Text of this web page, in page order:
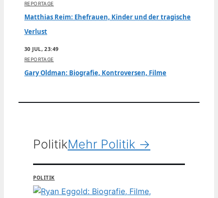
REPORTAGE
Matthias Reim: Ehefrauen, Kinder und der tragische
Verlust
30 JUL, 23:49
REPORTAGE
Gary Oldman: Biografie, Kontroversen, Filme
PolitikMehr Politik →
POLITIK